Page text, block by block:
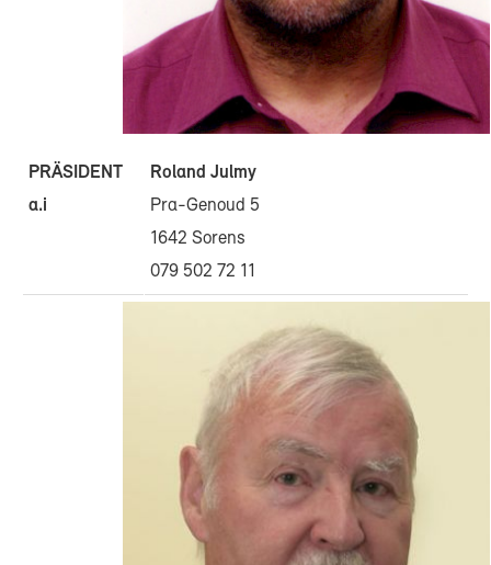
PRÄSIDENT
a.i
Roland Julmy
Pra-Genoud 5
1642 Sorens
079 502 72 11